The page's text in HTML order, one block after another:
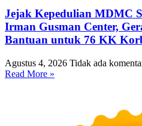
Jejak Kepedulian MDMC
Irman Gusman Center,
Bantuan untuk 76 KK
Agustus 4, 2026 Tidak ada
Read More »